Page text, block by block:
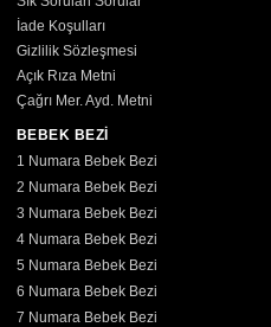
İade Koşulları
Gizlilik Sözleşmesi
Açık Rıza Metni
Çağrı Mer. Ayd. Metni
BEBEK BEZİ
1 Numara Bebek Bezi
2 Numara Bebek Bezi
3 Numara Bebek Bezi
4 Numara Bebek Bezi
5 Numara Bebek Bezi
6 Numara Bebek Bezi
7 Numara Bebek Bezi